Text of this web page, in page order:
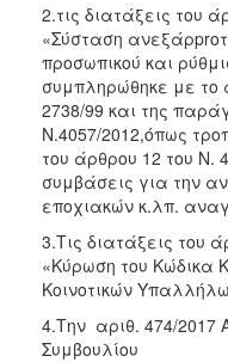
ΤΟΠΟΣ
ΠΟΛΙΤΙΣΜΟΣ
ΑΝΘΕΚΤΙΚΗ
ΠΟΛΗ
2.τις διατάξεις του
«Σύσταση
προσωπικού και
συμπληρώθηκε με το
2738/99 και της
Ν.4057/2012,όπως
του άρθρου 12 του Ν.
συμβάσεις για την
εποχιακών κ.λπ.
3.Τις διατάξεις του
«Κύρωση του Κώδικα
Κοινοτικών
4.Την αριθ. 474/2017
Συμβουλίου